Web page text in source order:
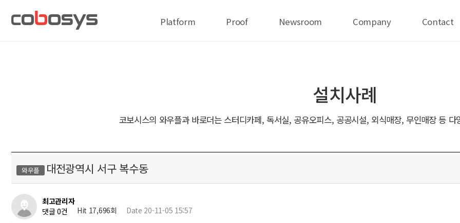
Platform Proof Newsroom Company Contact
설치사례
코보시스의 와우플과 바로더는 스터디카페, 독서실, 공유오피스, 공공시설, 외식매장, 무인매장 등
와우플 대전광역시 서구 복수동
최고관리자
댓글 0건
Hit 17,696회 Date 20-11-05 15:57